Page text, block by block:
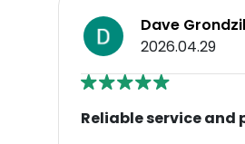
Dave Grondzil
2026.04.29
Reliable service and